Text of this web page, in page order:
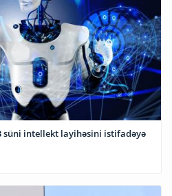
süni intellekt layihəsini istifadəyə